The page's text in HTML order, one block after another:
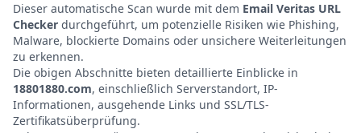
Dieser automatische Scan wurde mit dem Email Veritas URL
Checker durchgeführt, um potenzielle Risiken wie Phishing,
Malware, blockierte Domains oder unsichere Weiterleitungen
zu erkennen.
Die obigen Abschnitte bieten detaillierte Einblicke in
18801880.com, einschließlich Serverstandort, IP-
Informationen, ausgehende Links und SSL/TLS-
Zertifikatsüberprüfung.